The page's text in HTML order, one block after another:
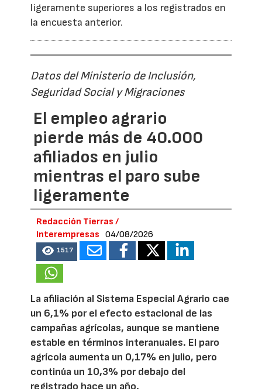
ligeramente superiores a los registrados en
la encuesta anterior.
Datos del Ministerio de Inclusión,
Seguridad Social y Migraciones
El empleo agrario
pierde más de 40.000
afiliados en julio
mientras el paro sube
ligeramente
Redacción Tierras /
Interempresas
04/08/2026
1517
La afiliación al Sistema Especial Agrario cae
un 6,1% por el efecto estacional de las
campañas agrícolas, aunque se mantiene
estable en términos interanuales. El paro
agrícola aumenta un 0,17% en julio, pero
continúa un 10,3% por debajo del
registrado hace un año.